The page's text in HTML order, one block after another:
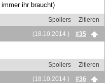
ihr braucht)
Spoilers
Zitieren
(18.10.2014 )
#35
Spoilers
Zitieren
(18.10.2014 )
#36